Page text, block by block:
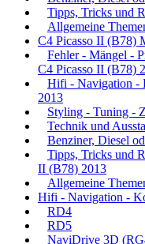
Tipps, Tricks und
Allgemeine
C4 Picasso II (B78)
Fehler - Mängel -
C4 Picasso II (B78)
Hifi - Navigation -
2013
Styling - Tuning -
Technik und
Benziner, Diesel
Tipps, Tricks und
II (B78) 2013
Allgemeine
Hifi - Navigation -
RD4
RD5
NaviDrive 3D